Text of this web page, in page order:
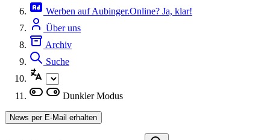
Werben auf Aubinger.Online? Ja, klar!
Über uns
Archiv
Suche
Dunkler Modus
News per E-Mail erhalten